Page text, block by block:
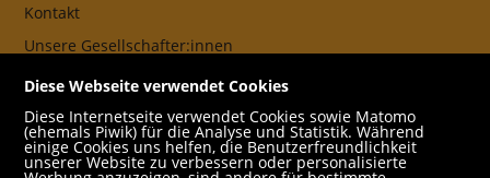
Kontakt
Unsere Gesellschafter:innen
AGB
Impressum
Datenschutz- und Cookieerklärung
Diese Webseite verwendet Cookies
Diese Internetseite verwendet Cookies sowie Matomo
(ehemals Piwik) für die Analyse und Statistik. Während
einige Cookies uns helfen, die Benutzerfreundlichkeit
unserer Website zu verbessern oder personalisierte